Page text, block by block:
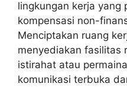
lingkungan kerja yang
kompensasi non-
Menciptakan ruang
menyediakan fasilitas
istirahat atau
komunikasi terbuka